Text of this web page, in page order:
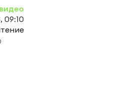
09:10